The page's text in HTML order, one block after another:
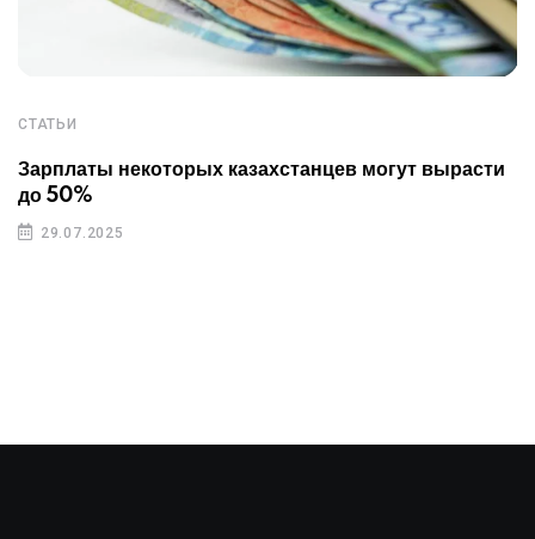
СТАТЬИ
Зарплаты некоторых казахстанцев могут вырасти
до 50%
29.07.2025